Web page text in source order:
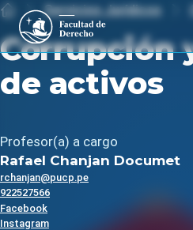
Inicio Servicios Jurídicos
Corrupción
de activos
Profesor(a) a cargo
Rafael Chanjan Documet
rchanjan@pucp.pe
922527566
Facebook
Instagram